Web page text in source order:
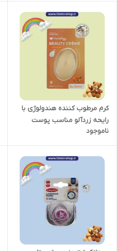
کرم مرطوب کننده هندولوژی با
رایحه زردآلو مناسب پوست
خیلی خشک
ناموجود